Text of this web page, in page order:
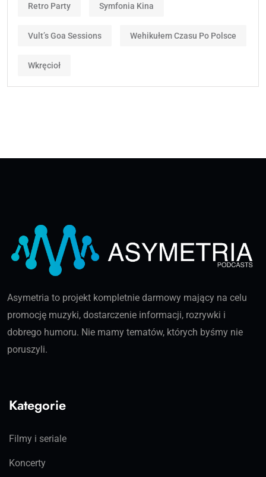
Retro Party Symfonia Kina
Vult’s Goa Sessions Wehikułem Czasu Po Polsce
Wkręcioł
Asymetria to projekt kompletnie darmowy mający na celu
promocję muzyki, dostarczenie informacji, rozrywki i
dobrego humoru. Nie mamy tematów, których byśmy nie
poruszyli.
Kategorie
Filmy i seriale
Koncerty